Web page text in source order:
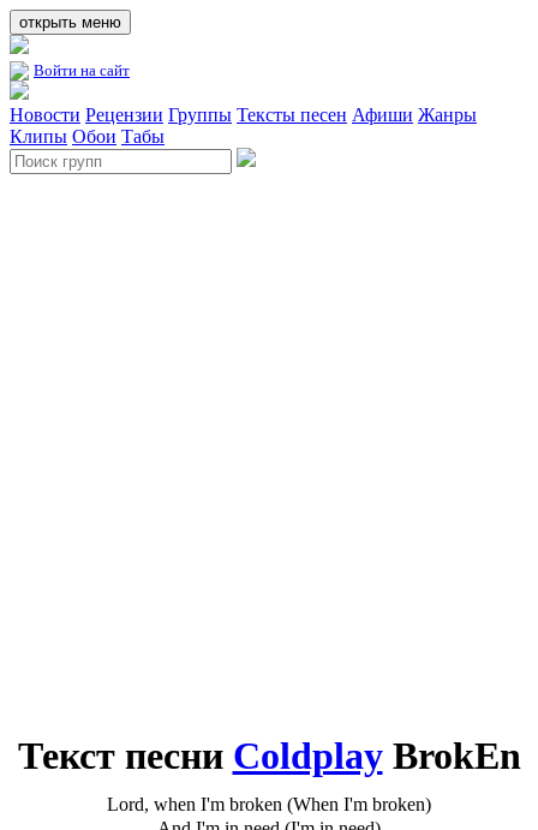
открыть меню
Войти на сайт
Новости Рецензии Группы Тексты песен Афиши Жанры
Клипы Обои Табы
Текст песни ColdplayBrokEn
Lord, when I'm broken (When I'm broken)